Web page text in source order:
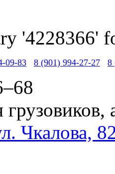
'4228366'
09-83 8 (901) 994-27-27 8
грузовиков,
Чкалова,